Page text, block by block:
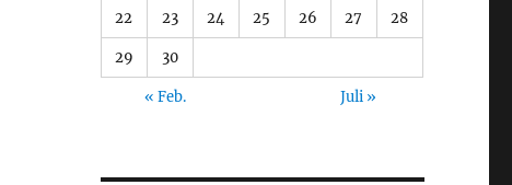
22 23 24 25 26 27 28
29 30
« Feb. Juli »